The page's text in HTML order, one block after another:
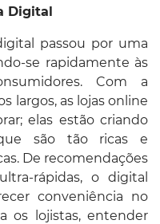
Digital
passou por uma
se rapidamente às
Com a
largos, as lojas online
elas estão criando
são tão ricas e
De recomendações
rápidas, o digital
conveniência no
os lojistas, entender